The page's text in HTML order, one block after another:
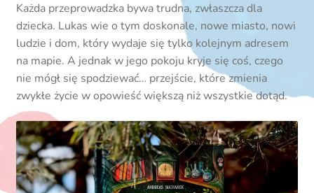
Każda przeprowadzka bywa trudna, zwłaszcza dla
dziecka. Lukas wie o tym doskonale, nowe miasto, nowi
ludzie i dom, który wydaje się tylko kolejnym adresem
na mapie. A jednak w jego pokoju kryje się coś, czego
nie mógł się spodziewać… przejście, które zmienia
zwykłe życie w opowieść większą niż wszystkie dotąd.